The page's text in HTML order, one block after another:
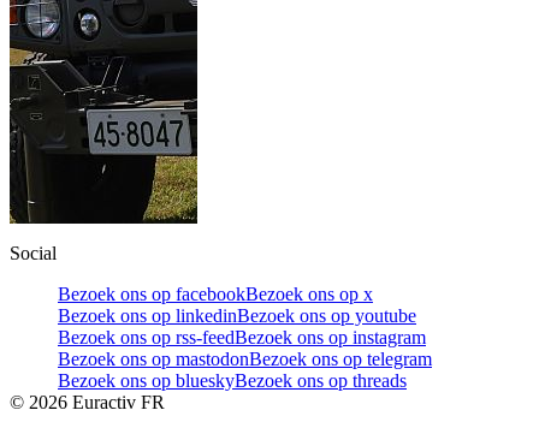
Social
Bezoek ons op facebookBezoek ons op x
Bezoek ons op linkedinBezoek ons op youtube
Bezoek ons op rss-feedBezoek ons op instagram
Bezoek ons op mastodonBezoek ons op telegram
Bezoek ons op blueskyBezoek ons op threads
© 2026 Euractiv FR